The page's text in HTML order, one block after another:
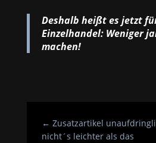
Deshalb heißt es jetzt
Einzelhandel: Weniger
machen!
← Zusatzartikel
nicht´s leichter als das